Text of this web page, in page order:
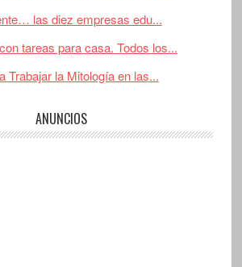
las diez empresas edu...
tareas para casa. Todos los...
Trabajar la Mitología en las...
ANUNCIOS